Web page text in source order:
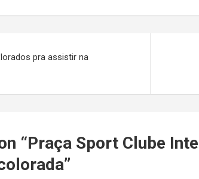
pra assistir na
“Praça Sport Clube
”